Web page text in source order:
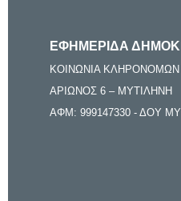
ΕΦΗΜΕΡΙΔΑ
ΚΟΙΝΩΝΙΑ
ΑΡΙΩΝΟΣ 6 – ΜΥΤΙΛΗΝΗ
ΑΦΜ: 999147330 - ΔΟΥ